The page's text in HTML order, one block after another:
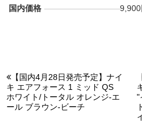
国内価格 9,900
【国内4月28日発売予定】ナイ
キ エアフォース 1 ミッド QS
ホワイト/トータル オレンジ-エ
ール ブラウン-ビーチ
"